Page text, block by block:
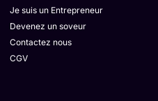
Je suis un Entrepreneur
Devenez un soveur
Contactez nous
CGV